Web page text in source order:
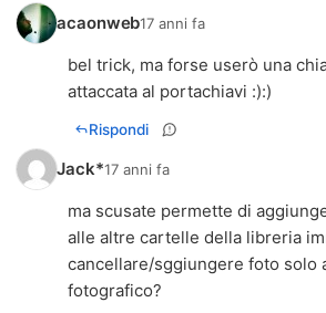
acaonweb17 anni fa
bel trick, ma forse userò una
attaccata al portachiavi :):)
Rispondi
Jack*17 anni fa
ma scusate permette di
alle altre cartelle della libreria
cancellare/sggiungere foto solo
fotografico?